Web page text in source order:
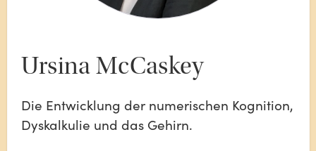
Ursina McCaskey
Die Entwicklung der numerischen Kognition,
Dyskalkulie und das Gehirn.